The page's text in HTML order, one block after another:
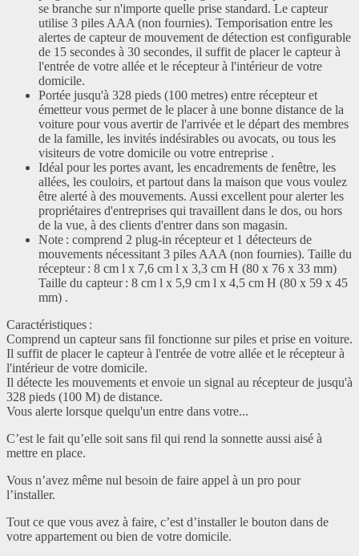
se branche sur n'importe quelle prise standard. Le capteur
utilise 3 piles AAA (non fournies). Temporisation entre les
alertes de capteur de mouvement de détection est configurable
de 15 secondes à 30 secondes, il suffit de placer le capteur à
l'entrée de votre allée et le récepteur à l'intérieur de votre
domicile.
Portée jusqu'à 328 pieds (100 metres) entre récepteur et
émetteur vous permet de le placer à une bonne distance de la
voiture pour vous avertir de l'arrivée et le départ des membres
de la famille, les invités indésirables ou avocats, ou tous les
visiteurs de votre domicile ou votre entreprise .
Idéal pour les portes avant, les encadrements de fenêtre, les
allées, les couloirs, et partout dans la maison que vous voulez
être alerté à des mouvements. Aussi excellent pour alerter les
propriétaires d'entreprises qui travaillent dans le dos, ou hors
de la vue, à des clients d'entrer dans son magasin.
Note : comprend 2 plug-in récepteur et 1 détecteurs de
mouvements nécessitant 3 piles AAA (non fournies). Taille du
récepteur : 8 cm l x 7,6 cm l x 3,3 cm H (80 x 76 x 33 mm)
Taille du capteur : 8 cm l x 5,9 cm l x 4,5 cm H (80 x 59 x 45
mm) .
Caractéristiques :
Comprend un capteur sans fil fonctionne sur piles et prise en voiture.
Il suffit de placer le capteur à l'entrée de votre allée et le récepteur à
l'intérieur de votre domicile.
Il détecte les mouvements et envoie un signal au récepteur de jusqu'à
328 pieds (100 M) de distance.
Vous alerte lorsque quelqu'un entre dans votre...
C’est le fait qu’elle soit sans fil qui rend la sonnette aussi aisé à
mettre en place.
Vous n’avez même nul besoin de faire appel à un pro pour
l’installer.
Tout ce que vous avez à faire, c’est d’installer le bouton dans de
votre appartement ou bien de votre domicile.